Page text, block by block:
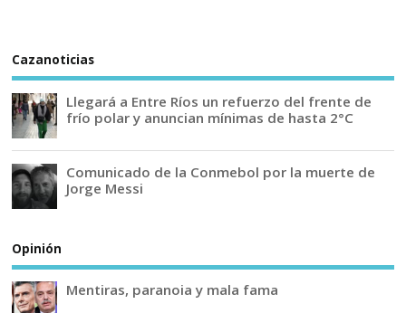
Cazanoticias
Llegará a Entre Ríos un refuerzo del frente de
frío polar y anuncian mínimas de hasta 2°C
Comunicado de la Conmebol por la muerte de
Jorge Messi
Opinión
Mentiras, paranoia y mala fama